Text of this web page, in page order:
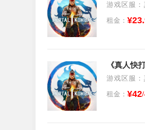
游戏区服
租金：
游戏区服
租金： ¥42